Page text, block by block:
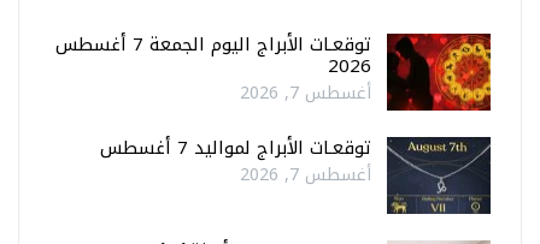
توقعـات الأبراج اليوم الجمعة 7 أغسطس
2026
أغسطس 7, 2026
توقعـات الأبراج لمواليد 7 أغسطس
أغسطس 7, 2026